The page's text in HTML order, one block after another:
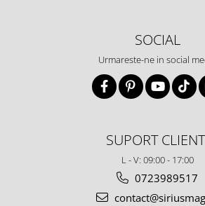
SOCIAL
Urmareste-ne in social
SUPORT
L - V: 09:00 - 17:00
0723989517